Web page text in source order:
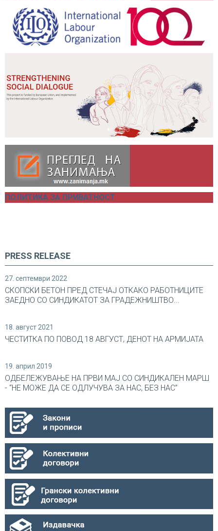
ПОЛИТИКА ЗА ПРИВАТНОСТ
PRESS RELEASE
27. септември 2022
СКОПСКИ БЕТОН ПРЕД СТЕЧАЈ ОТКАКО РАБОТНИЦИТЕ
ЗАЕДНО СО СИНДИКАТОТ ЗА ГРАДЕЖНИШТВО...
18. август 2021
ЧЕСТИТКА ПО ПОВОД 18 АВГУСТ, ДЕНОТ НА АРМИЈАТА
19. април 2019
ОДБЕЛЕЖУВАЊЕ НА ПРВИ МАЈ СО СИНДИКАЛEН МАРШ
- “НЕ МОЖЕ ДА СЕ ОДЛУЧУВА ЗА НАС, БЕЗ НАС”